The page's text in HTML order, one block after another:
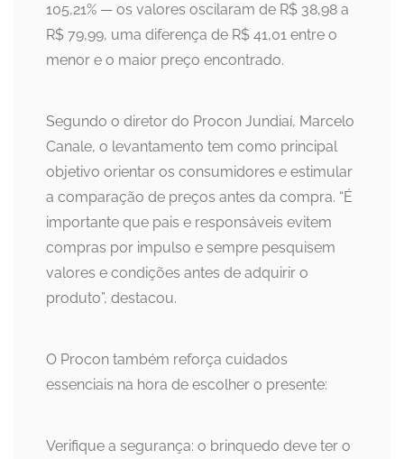
105,21% — os valores oscilaram de R$ 38,98 a
R$ 79,99, uma diferença de R$ 41,01 entre o
menor e o maior preço encontrado.
Segundo o diretor do Procon Jundiaí, Marcelo
Canale, o levantamento tem como principal
objetivo orientar os consumidores e estimular
a comparação de preços antes da compra. “É
importante que pais e responsáveis evitem
compras por impulso e sempre pesquisem
valores e condições antes de adquirir o
produto”, destacou.
O Procon também reforça cuidados
essenciais na hora de escolher o presente:
Verifique a segurança: o brinquedo deve ter o